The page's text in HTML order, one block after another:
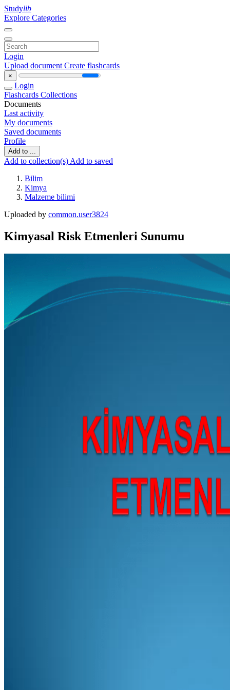
Studylib
Explore Categories
Login
Upload document Create flashcards
×
Login
Flashcards Collections
Documents
Last activity
My documents
Saved documents
Profile
Add to ...
Add to collection(s) Add to saved
Bilim
Kimya
Malzeme bilimi
Uploaded by common.user3824
Kimyasal Risk Etmenleri Sunumu